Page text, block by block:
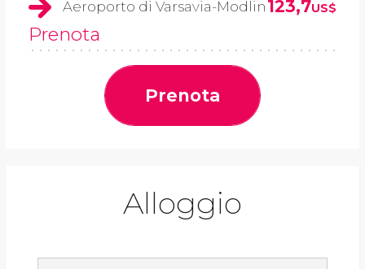
Aeroporto di Varsavia-Modlin 123,7US$
Prenota
Prenota
Alloggio